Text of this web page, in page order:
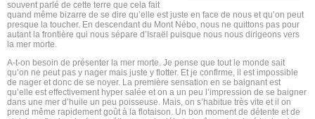
souvent parlé de cette terre que cela fait
quand même bizarre de se dire qu’elle est juste en face de nous et qu’on peut
presque la toucher. En descendant du Mont Nébo, nous ne quittons pas pour
autant la frontière qui nous sépare d’Israël puisque nous nous dirigeons vers
la mer morte.
A-t-on besoin de présenter la mer morte. Je pense que tout le monde sait
qu’on ne peut pas y nager mais juste y flotter. Et je confirme, il est impossible
de nager et donc de se noyer. La première sensation en se baignant est
qu’elle est effectivement hyper salée et on a un peu l’impression de se baigner
dans une mer d’huile un peu poisseuse. Mais, on s’habitue très vite et il on
prend même rapidement goût à la flotaison. Un bon moment de détente et de